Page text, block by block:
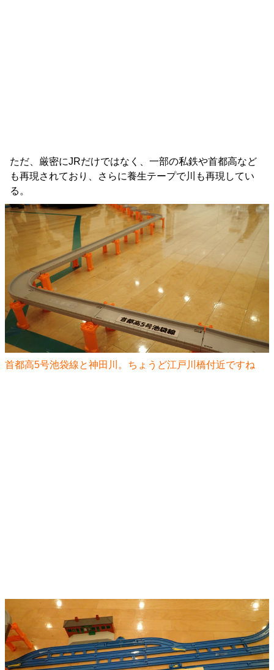
ただ、厳密にJRだけではなく、一部の私鉄や首都高など
も再現されており、さらに養生テープで川も再現してい
る。
首都高5号池袋線と神田川。ちょうど江戸川橋付近ですね